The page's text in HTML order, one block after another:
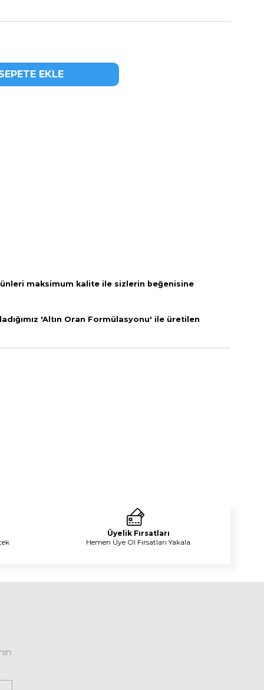
maksimum kalite ile sizlerin beğenisine
'Altın Oran Formülasyonu' ile üretilen
Üyelik Fırsatları
Hemen Üye Ol Fırsatları Yakala